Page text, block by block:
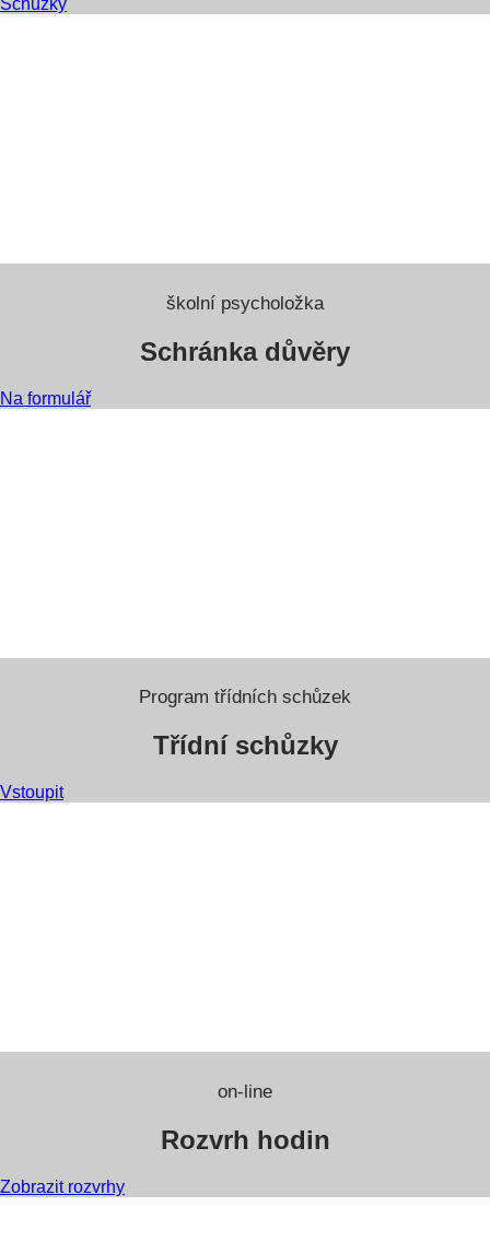
Schůzky
školní psycholožka
Schránka důvěry
Na formulář
Program třídních schůzek
Třídní schůzky
Vstoupit
on-line
Rozvrh hodin
Zobrazit rozvrhy